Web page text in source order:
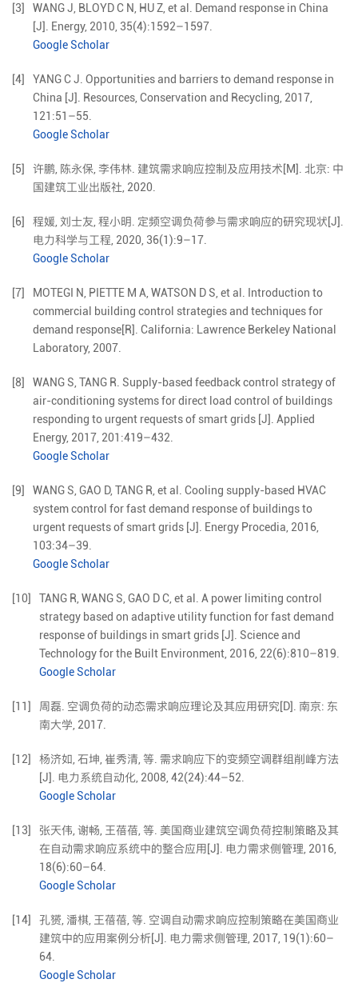
[3] WANGJ BLOYDC N HUZ et al
Demand response in China
[J].
Energy, 2010 35(4):1592–1597
Google Scholar
[4] YANGC J Opportunities and barriers to demand response in
China [J]. Resources, Conservation and Recycling, 2017
121 :51 –55
Google Scholar
[5]
许鹏, 陈永保, 李伟林. 建筑需求响应控制及应用技术[M]. 北京: 中
国建筑工业出版社, 2020.
[6] 程媛 刘士友 程小明 定频空调负荷参与需求响应的研究现状[J].
电力科学与工程, 2020 36(1):9–17
Google Scholar
[7]
MOTEGI N, PIETTE M A, WATSON D S, et al. Introduction to
commercial building control strategies and techniques for
demand response[R]. California: Lawrence Berkeley National
Laboratory, 2007.
[8] WANG S TANG R Supply-based feedback control strategy of
air-conditioning systems for direct load control of buildings
responding to urgent requests of smart grids [J]. Applied
Energy, 2017 201 :419–432
Google Scholar
[9] WANG S GAO D, TANG R et al
Cooling supply-based HVAC
system control for fast demand response of buildings to
urgent requests of smart grids [J]. Energy Procedia, 2016
103:34–39
Google Scholar
[10] TANG R WANG S GAO D C et al
A power limiting control
strategy based on adaptive utility function for fast demand
response of buildings in smart grids [J]. Science and
Technology for the Built Environment, 2016 22(6):810–819
Google Scholar
[11]
周磊. 空调负荷的动态需求响应理论及其应用研究[D]. 南京: 东
南大学, 2017.
[12] 杨济如 石坤 崔秀清 等 需求响应下的变频空调群组削峰方法
[J]. 电力系统自动化, 2008 42(24):44–52
Google Scholar
[13] 张天伟 谢畅 王蓓蓓 等 美国商业建筑空调负荷控制策略及其
在自动需求响应系统中的整合应用 [J]. 电力需求侧管理, 2016
18(6):60–64
Google Scholar
[14] 孔赟 潘棋 王蓓蓓 等 空调自动需求响应控制策略在美国商业
建筑中的应用案例分析[J]. 电力需求侧管理, 2017 19(1):60–
64
Google Scholar